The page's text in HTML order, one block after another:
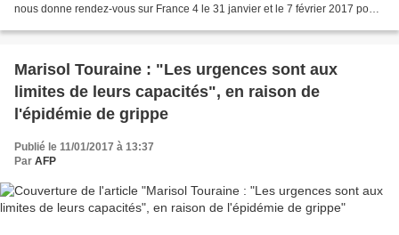
nous donne rendez-vous sur France 4 le 31 janvier et le 7 février 2017 pour
Marisol Touraine : "Les urgences sont aux
limites de leurs capacités", en raison de
l'épidémie de grippe
Publié le 11/01/2017 à 13:37
Par AFP